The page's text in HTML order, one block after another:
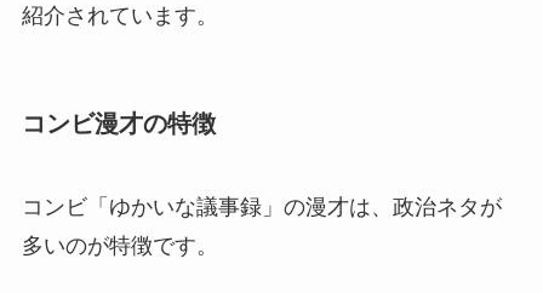
紹介されています。
コンビ漫才の特徴
コンビ「ゆかいな議事録」の漫才は、政治ネタが
多いのが特徴です。